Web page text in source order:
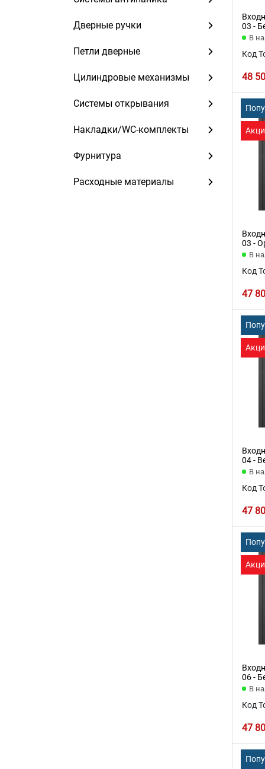
Дверные ручки
Петли дверные
Цилиндровые механизмы
Системы открывания
Накладки/WC-комплекты
Фурнитура
Расходные материалы
03 -
В
Код
48
03 -
В
Код
47
04 -
В
Код
47
06 -
В
Код
47